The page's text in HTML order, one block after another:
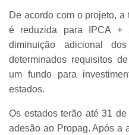
De acordo com o projeto,
é reduzida para IPCA +
diminuição adicional
determinados requisitos
um fundo para
estados.
Os estados terão até 31
adesão ao Propag. Após a